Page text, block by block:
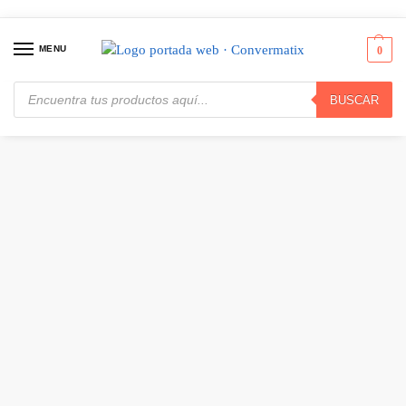
MENU
BUSCAR
0
Inicio / Computadores / Portátiles / Dell Inspiron 3535, Laptop 15.6″ FHD, AMD Ryzen™ 3 7320U, 8GB Ram, 512GB SSD, W11 Home, Teclado español, Negro · 12WWJ